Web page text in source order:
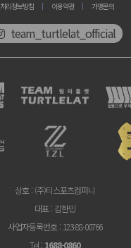
리정보방침 이용약관 가맹문의
team_turtlelat_official
상호 : (주)티스포츠컴퍼니
대표 : 김한민
사업자등록번호 : 123-88-00766
Tel : 1688-0860